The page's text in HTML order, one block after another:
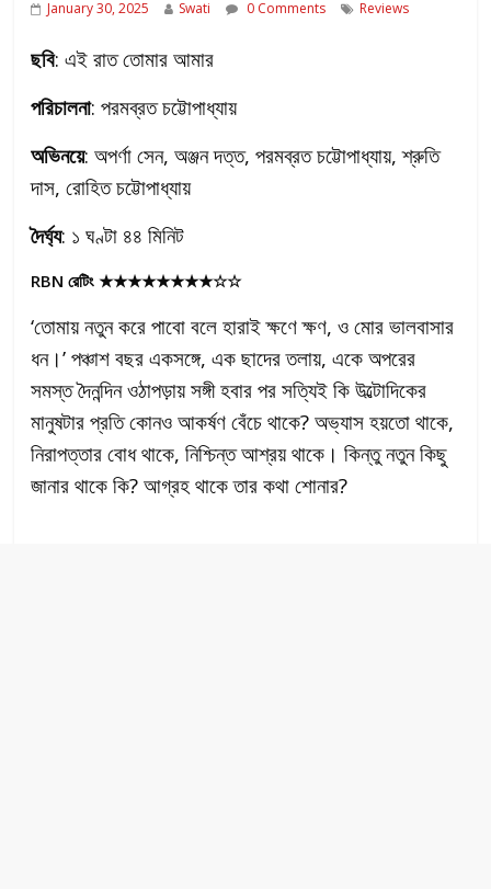
January 30, 2025 Swati 0 Comments Reviews
ছবি: এই রাত তোমার আমার
পরিচালনা: পরমব্রত চট্টোপাধ্যায়
অভিনয়ে: অপর্ণা সেন, অঞ্জন দত্ত, পরমব্রত চট্টোপাধ্যায়, শ্রুতি
দাস, রোহিত চট্টোপাধ্যায়
দৈর্ঘ্য: ১ ঘণ্টা ৪৪ মিনিট
RBN রেটিং ★★★★★★★★☆☆
‘তোমায় নতুন করে পাবো বলে হারাই ক্ষণে ক্ষণ, ও মোর ভালবাসার
ধন।’ পঞ্চাশ বছর একসঙ্গে, এক ছাদের তলায়, একে অপরের
সমস্ত দৈনন্দিন ওঠাপড়ায় সঙ্গী হবার পর সত্যিই কি উল্টোদিকের
মানুষটার প্রতি কোনও আকর্ষণ বেঁচে থাকে? অভ্যাস হয়তো থাকে,
নিরাপত্তার বোধ থাকে, নিশ্চিন্ত আশ্রয় থাকে। কিন্তু নতুন কিছু
জানার থাকে কি? আগ্রহ থাকে তার কথা শোনার?